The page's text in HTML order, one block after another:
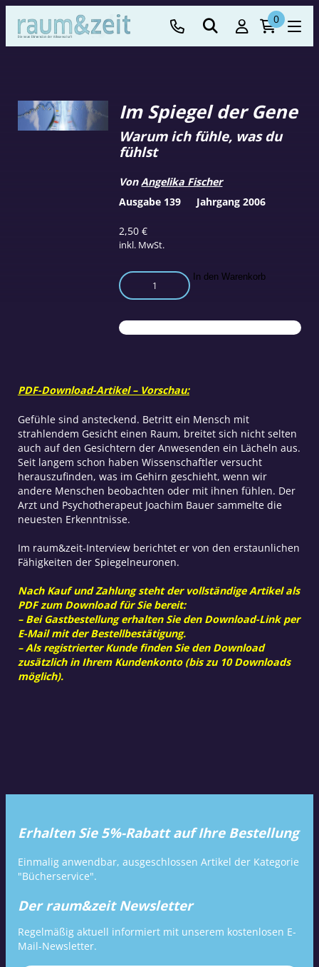
0
Im Spiegel der Gene
2,50€
inkl. MwSt.
Warum ich fühle, was du
fühlst
VonAngelika Fischer
Im
Spiegel
Gene
Menge
In den Warenkorb
Ausgabe 139 Jahrgang 2006
PDF-Download-Artikel – Vorschau:
Gefühle sind ansteckend. Betritt ein Mensch mit
strahlendem Gesicht einen Raum, breitet sich nicht selten
auch auf den Gesichtern der Anwesenden ein Lächeln aus.
Seit langem schon haben Wissenschaftler versucht
herauszufinden, was im Gehirn geschieht, wenn wir
andere Menschen beobachten oder mit ihnen fühlen. Der
Arzt und Psychotherapeut Joachim Bauer sammelte die
neuesten Erkenntnisse.
Im raum&zeit-Interview berichtet er von den erstaunlichen
Fähigkeiten der Spiegelneuronen.
Nach Kauf und Zahlung steht der vollständige Artikel als
PDF zum Download für Sie bereit:
– Bei Gastbestellung erhalten Sie den Download-Link per
E-Mail mit der Bestellbestätigung.
– Als registrierter Kunde finden Sie den Download
zusätzlich in Ihrem Kundenkonto (bis zu 10 Downloads
möglich).
Erhalten Sie 5%-Rabatt auf Ihre Bestellung
Einmalig anwendbar, ausgeschlossen Artikel der Kategorie
"Bücherservice".
Der raum&zeit Newsletter
Regelmäßig aktuell informiert mit unserem kostenlosen E-
Mail-Newsletter.